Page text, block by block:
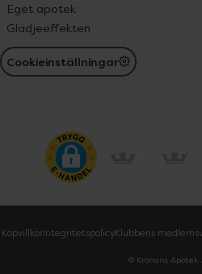
Eget apotek
Glädjeeffekten
Cookieinställningar
KöpvillkorIntegritetspolicyKlubbens
© Kronans Apotek